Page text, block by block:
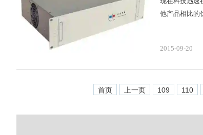
他产品相比的
2015-09-20
首页 上一页 109 110